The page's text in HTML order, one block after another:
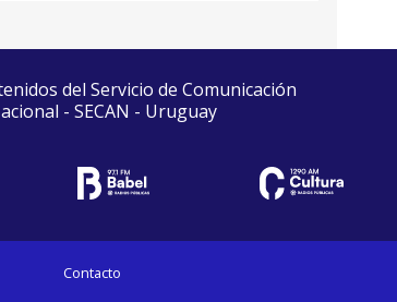
del Servicio de Comunicación
- SECAN - Uruguay
Contacto